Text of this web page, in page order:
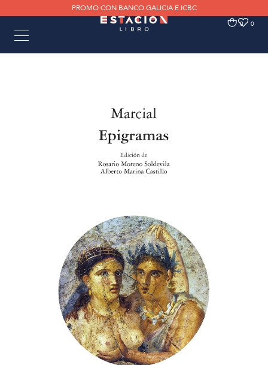
PROMO CON BANCO GALICIA E ICBC
0 0